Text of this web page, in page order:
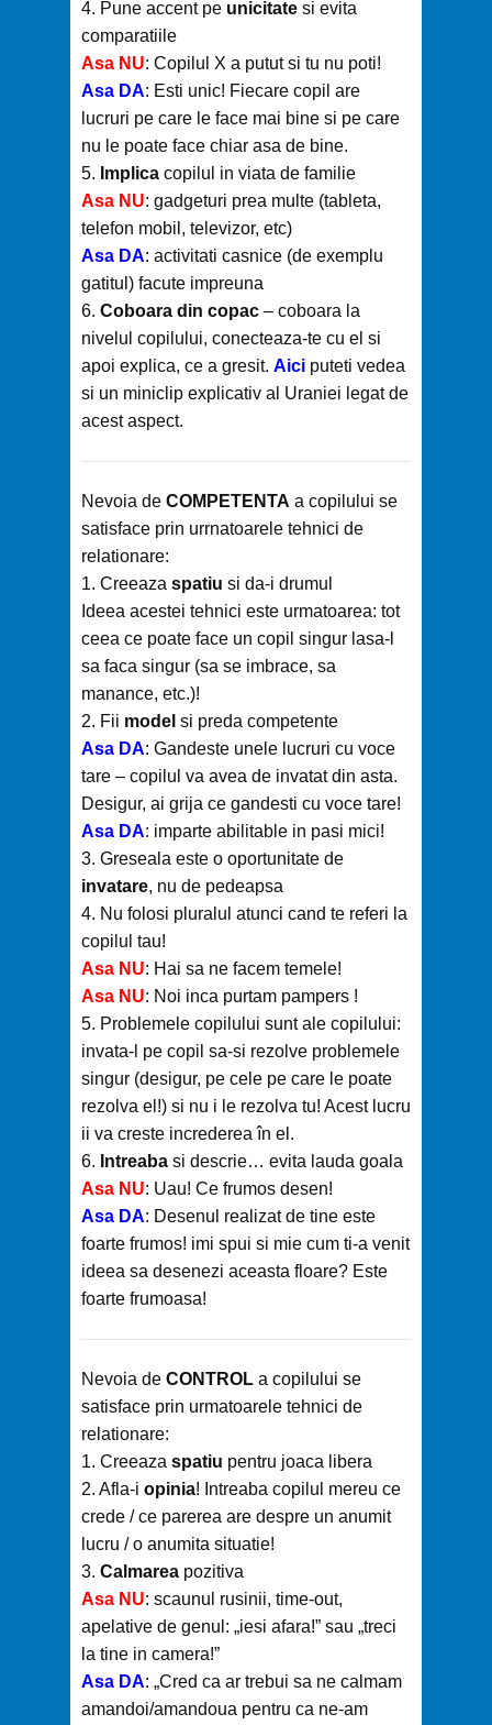
4. Pune accent pe unicitate si evita
comparatiile
Asa NU: Copilul X a putut si tu nu poti!
Asa DA: Esti unic! Fiecare copil are
lucruri pe care le face mai bine si pe care
nu le poate face chiar asa de bine.
5. Implica copilul in viata de familie
Asa NU: gadgeturi prea multe (tableta,
telefon mobil, televizor, etc)
Asa DA: activitati casnice (de exemplu
gatitul) facute impreuna
6. Coboara din copac – coboara la
nivelul copilului, conecteaza-te cu el si
apoi explica, ce a gresit. Aici puteti vedea
si un miniclip explicativ al Uraniei legat de
acest aspect.
Nevoia de COMPETENTA a copilului se
satisface prin urrnatoarele tehnici de
relationare:
1. Creeaza spatiu si da-i drumul
Ideea acestei tehnici este urmatoarea: tot
ceea ce poate face un copil singur lasa-l
sa faca singur (sa se imbrace, sa
manance, etc.)!
2. Fii model si preda competente
Asa DA: Gandeste unele lucruri cu voce
tare – copilul va avea de invatat din asta.
Desigur, ai grija ce gandesti cu voce tare!
Asa DA: imparte abilitable in pasi mici!
3. Greseala este o oportunitate de
invatare, nu de pedeapsa
4. Nu folosi pluralul atunci cand te referi la
copilul tau!
Asa NU: Hai sa ne facem temele!
Asa NU: Noi inca purtam pampers !
5. Problemele copilului sunt ale copilului:
invata-l pe copil sa-si rezolve problemele
singur (desigur, pe cele pe care le poate
rezolva el!) si nu i le rezolva tu! Acest lucru
ii va creste increderea în el.
6. Intreaba si descrie… evita lauda goala
Asa NU: Uau! Ce frumos desen!
Asa DA: Desenul realizat de tine este
foarte frumos! imi spui si mie cum ti-a venit
ideea sa desenezi aceasta floare? Este
foarte frumoasa!
Nevoia de CONTROL a copilului se
satisface prin urmatoarele tehnici de
relationare:
1. Creeaza spatiu pentru joaca libera
2. Afla-i opinia! Intreaba copilul mereu ce
crede / ce parerea are despre un anumit
lucru / o anumita situatie!
3. Calmarea pozitiva
Asa NU: scaunul rusinii, time-out,
apelative de genul: „iesi afara!” sau „treci
la tine in camera!”
Asa DA: „Cred ca ar trebui sa ne calmam
amandoi/amandoua pentru ca ne-am